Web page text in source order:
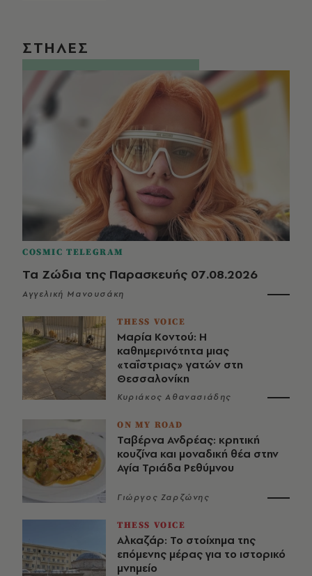
ΣΤΗΛΕΣ
COSMIC TELEGRAM
Τα Ζώδια της Παρασκευής 07.08.2026
Αγγελική Μανουσάκη
THESS VOICE
Μαρία Κοντού: Η
καθημερινότητα μιας
«ταΐστριας» γατών στη
Θεσσαλονίκη
Κυριάκος Αθανασιάδης
ON MY ROAD
Ταβέρνα Ανδρέας: κρητική
κουζίνα και μοναδική θέα στην
Αγία Τριάδα Ρεθύμνου
Γιώργος Ζαρζώνης
THESS VOICE
Αλκαζάρ: Το στοίχημα της
επόμενης μέρας για το ιστορικό
μνημείο